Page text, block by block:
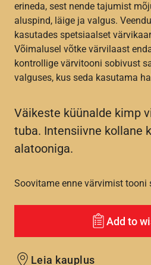
erineda, sest nende tajumist
aluspind, läige ja valgus.
kasutades spetsiaalset
Võimalusel võtke värvilaast
kontrollige värvitooni sobivust
valguses, kus seda kasutama
Väikeste küünalde kimp
tuba. Intensiivne kollane
alatooniga.
Soovitame enne värvimist tooni
Add to
Leia kauplus